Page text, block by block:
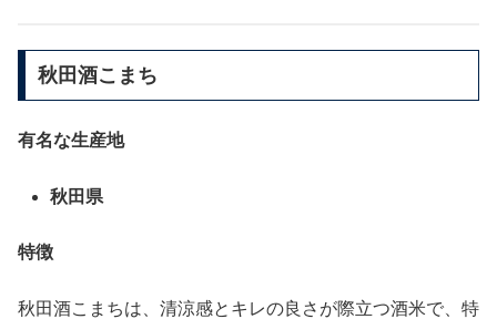
秋田酒こまち
有名な生産地
秋田県
特徴
秋田酒こまちは、清涼感とキレの良さが際立つ酒米で、特